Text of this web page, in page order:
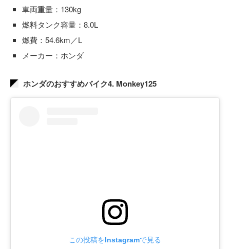
車両重量：130kg
燃料タンク容量：8.0L
燃費：54.6km／L
メーカー：ホンダ
ホンダのおすすめバイク4. Monkey125
この投稿をInstagramで見る